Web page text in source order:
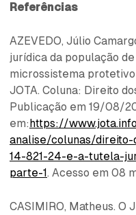
Referências
AZEVEDO, Júlio
jurídica da população
microssistema protetivo
JOTA. Coluna: Direito
Publicação em 19/08/
em:https://
analise/colunas/
14-821-24-e-a-tutela-
parte-1. Acesso em 08
CASIMIRO, Matheus. O